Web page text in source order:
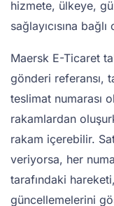
hizmete, ülkeye,
sağlayıcısına
Maersk E-Ticaret
gönderi referansı,
teslimat numarası
rakamlardan
rakam içerebilir.
veriyorsa, her
tarafındaki
güncellemelerini